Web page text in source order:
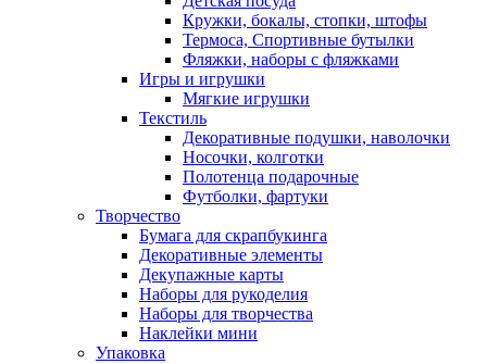
Кружки, бокалы, стопки, штофы
Термоса, Спортивные бутылки
Фляжки, наборы с фляжками
Игры и игрушки
Мягкие игрушки
Текстиль
Декоративные подушки, наволочки
Носочки, колготки
Полотенца подарочные
Футболки, фартуки
Творчество
Бумага для скрапбукинга
Декоративные элементы
Декупажные карты
Наборы для рукоделия
Наборы для творчества
Наклейки мини
Упаковка